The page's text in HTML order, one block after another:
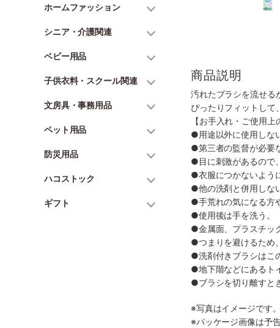
ホームファッション
シニア・介護関連
ベビー用品
子供衣料・スクール関連
文房具・事務用品
ペット用品
防災用品
ハコストック
ギフト
商品説明
汚れたブラシを流せる
ぴったりフィットして
【お手入れ・ご使用上
●用途以外に使用しな
●第三者の監督が必要
●目に刺激があるので
●衣服につかないよう
●他の洗剤と併用しな
●手荒れの気になる方
●使用後は手を洗う。
●金属面、プラスチッ
●つまりを避けるため
●洗剤付きブラシはこ
●地下階などにあるト
●ブラシを切り離すと
※写真はイメージです
※パッケージ画像は予